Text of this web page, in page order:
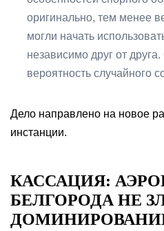
оригинально, тем менее
могли начать
независимо друг от
вероятность случайного
Дело направлено на новое
инстанции.
КАССАЦИЯ:
БЕЛГОРОДА НЕ